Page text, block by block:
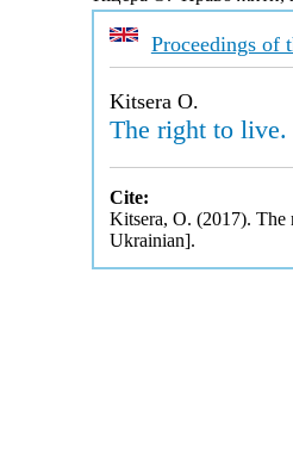
Proceedings of
Kitsera O.
The right to
Cite:
Kitsera, O. (2017).
Ukrainian].